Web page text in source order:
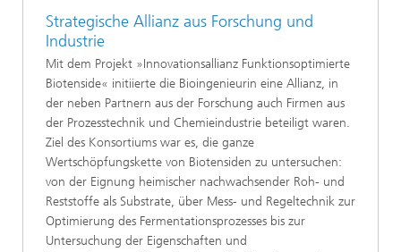
Strategische Allianz aus Forschung und
Industrie
Mit dem Projekt »Innovationsallianz Funktionsoptimierte
Biotenside« initiierte die Bioingenieurin eine Allianz, in
der neben Partnern aus der Forschung auch Firmen aus
der Prozesstechnik und Chemieindustrie beteiligt waren.
Ziel des Konsortiums war es, die ganze
Wertschöpfungskette von Biotensiden zu untersuchen:
von der Eignung heimischer nachwachsender Roh- und
Reststoffe als Substrate, über Mess- und Regeltechnik zur
Optimierung des Fermentationsprozesses bis zur
Untersuchung der Eigenschaften und